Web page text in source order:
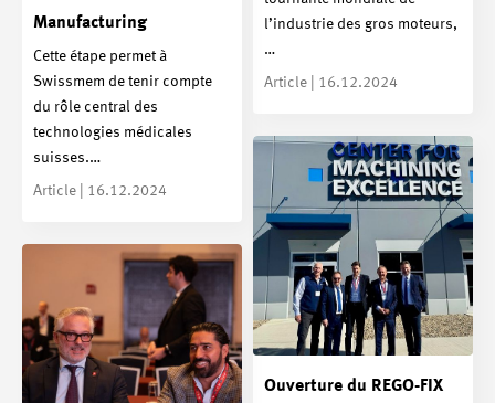
l’industrie des gros moteurs,
…
Article | 16.12.2024
Manufacturing
Cette étape permet à
Swissmem de tenir compte
du rôle central des
technologies médicales
suisses.…
Article | 16.12.2024
Ouverture du REGO-FIX